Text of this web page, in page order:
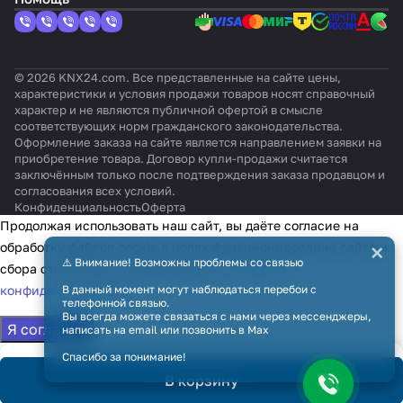
В корзину
© 2026 KNX24.com. Все представленные на сайте цены,
характеристики и условия продажи товаров носят справочный
характер и не являются публичной офертой в смысле
соответствующих норм гражданского законодательства.
Оформление заказа на сайте является направлением заявки на
приобретение товара. Договор купли-продажи считается
заключённым только после подтверждения заказа продавцом и
согласования всех условий.
КонфиденциальностьОферта
⚠️ Внимание! Возможны проблемы со связью
В данный момент могут наблюдаться перебои с
телефонной связью.
Вы всегда можете связаться с нами через мессенджеры,
написать на email или позвонить в Max
Спасибо за понимание!
×
Продолжая использовать наш сайт, вы даёте согласие на
обработку файлов cookie в целях функционирования сайта и
сбора статистики в соответствии сполитикой
конфиденциальности
Я согласен